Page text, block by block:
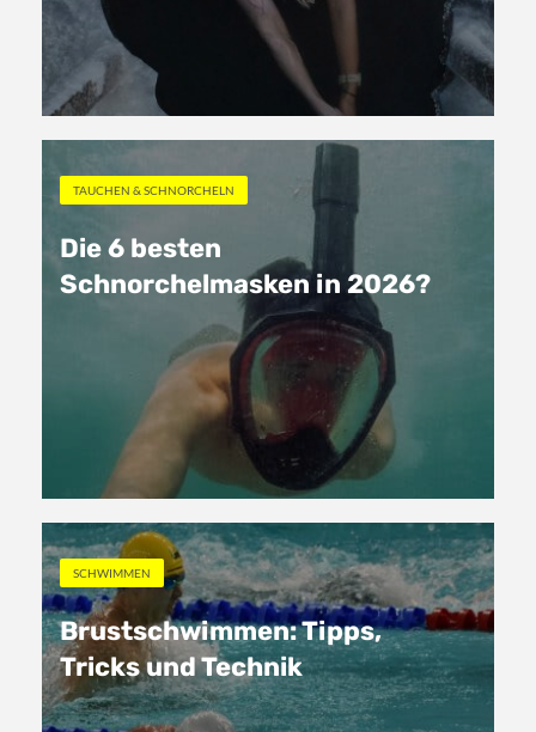
TAUCHEN & SCHNORCHELN
Die 6 besten
Schnorchelmasken in 2026?
SCHWIMMEN
Brustschwimmen: Tipps,
Tricks und Technik